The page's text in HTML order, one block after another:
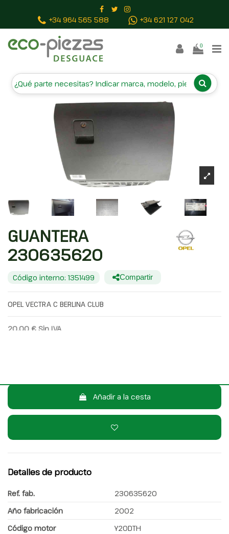
+34 964 565 588 +34 621 127 042
0
GUANTERA 230635620
GUANTERA
230635620
Código interno: 1351499 Compartir
OPEL VECTRA C BERLINA CLUB
20,00 € Sin IVA
Añadir a la cesta
Detalles de producto
Ref. fab.
230635620
Año fabricación
2002
Código motor
Y20DTH